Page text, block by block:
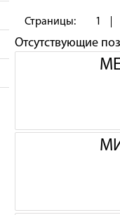
Страницы: 1
Отсутствующие